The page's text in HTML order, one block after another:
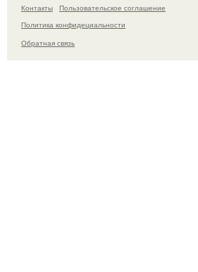
Контакты
Пользовательское соглашение
Политика конфидециальности
Обратная связь